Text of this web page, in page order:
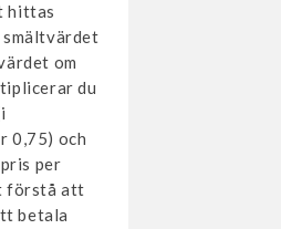
hittas
om
du
0,75) och
per
förstå att
betala